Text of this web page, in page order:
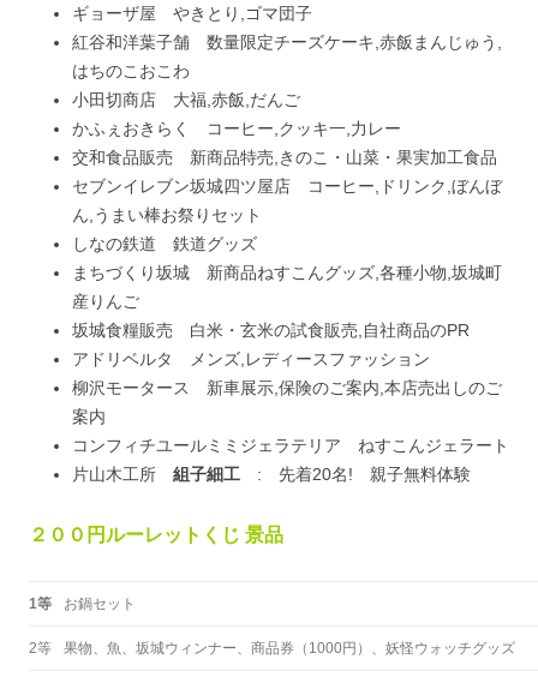
ギョーザ屋 やきとり,ゴマ団子
紅谷和洋葉子舗 数量限定チーズケーキ,赤飯まんじゅう,
はちのこおこわ
小田切商店 大福,赤飯,だんご
かふぇおきらく コーヒー,クッキ一,力レー
交和食品販売 新商品特売,きのこ・山菜・果実加工食品
セブンイレブン坂城四ツ屋店 コーヒー,ドリンク,ぼんぼ
ん,うまい棒お祭りセット
しなの鉄道 鉄道グッズ
まちづくり坂城 新商品ねすこんグッズ,各種小物,坂城町
産りんご
坂城食糧販売 白米・玄米の試食販売,自社商品のPR
アドリベルタ メンズ,レディースファッション
柳沢モータース 新車展示,保険のご案内,本店売出しのご
案内
コンフィチユールミミジェラテリア ねすこんジェラート
片山木工所 組子細工 : 先着20名! 親子無料体験
２００円ルーレットくじ 景品
1等 お鍋セット
2等 果物、魚、坂城ウィンナー、商品券（1000円）、妖怪ウォッチグッズ